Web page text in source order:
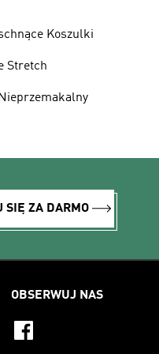
Koszulki
Stretch
SIĘ ZA DARMO
OBSERWUJ NAS